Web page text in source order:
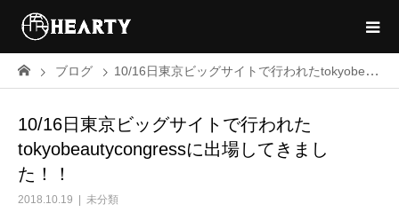
ブログ 10/16日東京ビッグサイトで行われたtokyobeautycongressに出場してきました！！
10/16日東京ビッグサイトで行われた
tokyobeautycongressに出場してきまし
た！！
2018.10.19 未分類